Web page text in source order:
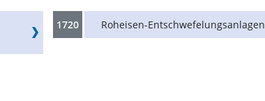
1720 Roheisen-Entschwefelungsanlagen